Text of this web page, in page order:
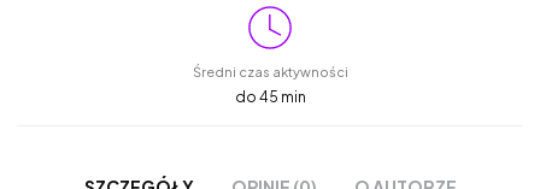
Średni czas aktywności
do 45 min